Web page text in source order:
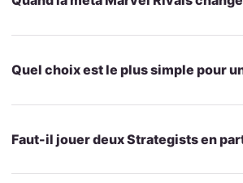
Quel choix est le plus simple pour
Faut-il jouer deux Strategists en